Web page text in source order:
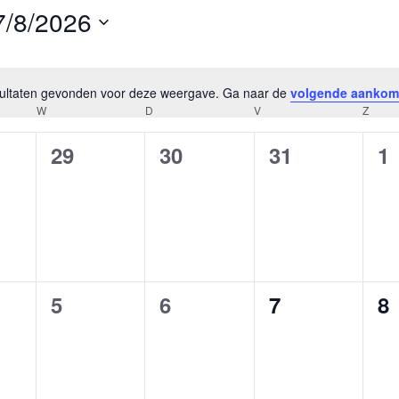
Bericht
gevonden voor deze weergave. Ga naar de volgende
8/2026
W D V Z
0
29
0
30
0
31
0
1
0
5
0
6
0
7
0
8